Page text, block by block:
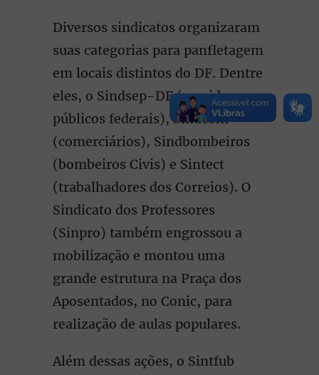
Diversos sindicatos organizaram
suas categorias para panfletagem
em locais distintos do DF. Dentre
eles, o Sindsep-DF (servidores
públicos federais), Sindcom
(comerciários), Sindbombeiros
(bombeiros Civis) e Sintect
(trabalhadores dos Correios). O
Sindicato dos Professores
(Sinpro) também engrossou a
mobilização e montou uma
grande estrutura na Praça dos
Aposentados, no Conic, para
realização de aulas populares.
Além dessas ações, o Sintfub